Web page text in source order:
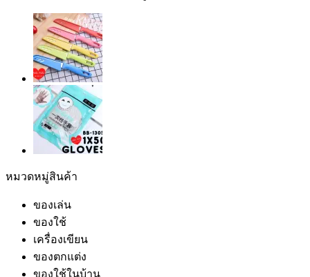
หมวดหมู่สินค้า
ของเล่น
ของใช้
เครื่องเขียน
ของตกแต่ง
ของใช้ในบ้าน